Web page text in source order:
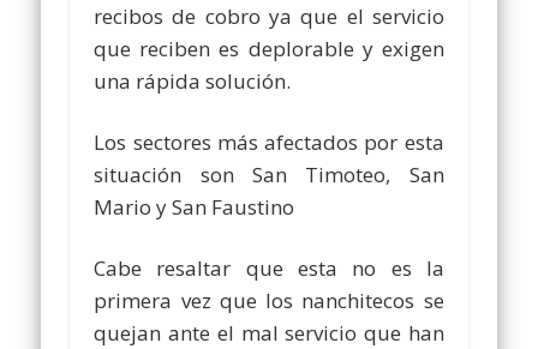
recibos de cobro ya que el servicio
que reciben es deplorable y exigen
una rápida solución.
Los sectores más afectados por esta
situación son San Timoteo, San
Mario y San Faustino
Cabe resaltar que esta no es la
primera vez que los nanchitecos se
quejan ante el mal servicio que han